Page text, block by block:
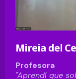
Mireia del
Profesora
"Aprendí que